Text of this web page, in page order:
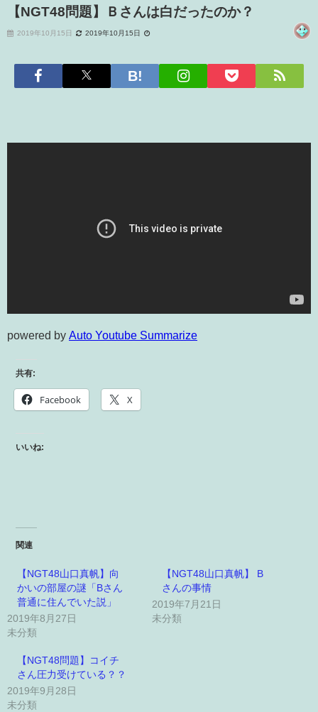
【NGT48問題】Ｂさんは白だったのか？
2019年10月15日 2019年10月15日
powered by Auto Youtube Summarize
共有:
Facebook X
いいね:
関連
【NGT48山口真帆】向
かいの部屋の謎「Bさん
普通に住んでいた説」
2019年8月27日
未分類
【NGT48山口真帆】 B
さんの事情
2019年7月21日
未分類
【NGT48問題】コイチ
さん圧力受けている？？
2019年9月28日
未分類